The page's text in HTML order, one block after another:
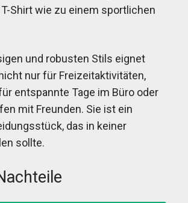
Shirt wie zu einem sportlichen
und robusten Stils eignet
nur für Freizeitaktivitäten,
entspannte Tage im Büro oder
mit Freunden. Sie ist ein
das in keiner
sollte.